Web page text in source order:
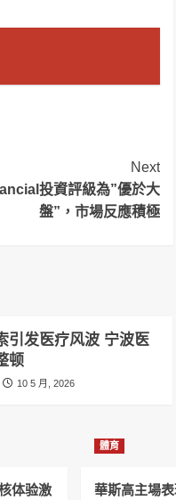
Next
投資評級為”優於大
盤”，市場反應積極
引发医疗风波 宁波医
顿
10 5 月, 2026
体验激
體育
華斯高主場